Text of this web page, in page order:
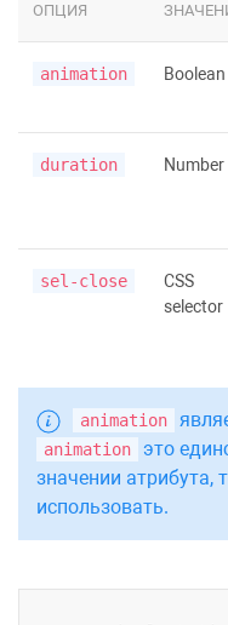
ОПЦИЯ
animation Boolean
duration Number
sel-close
CSS
selector
animation
animation
это
значении атрибута,
использовать.